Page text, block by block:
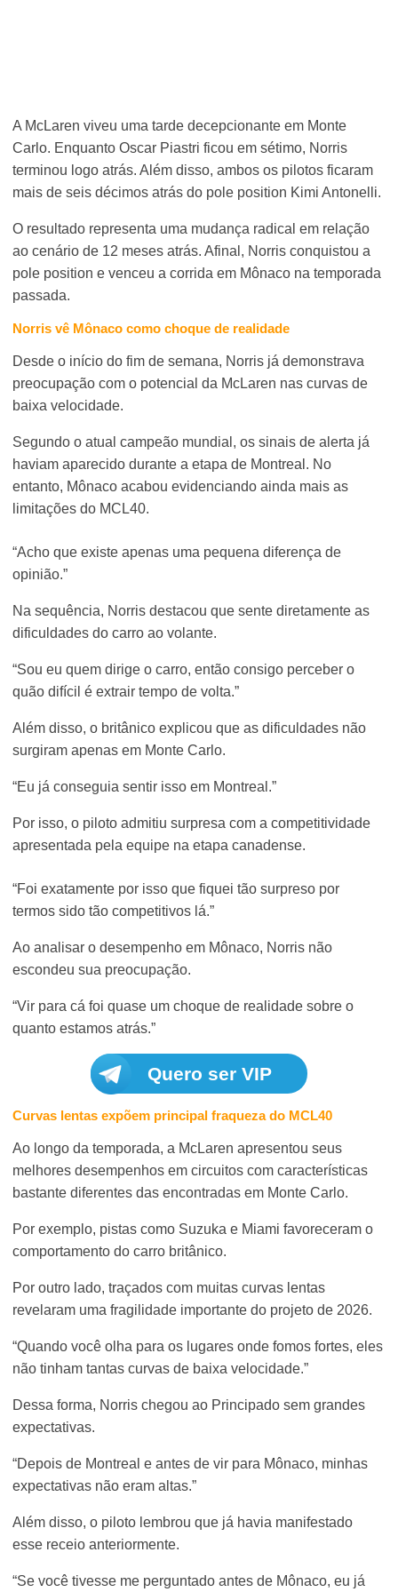
A McLaren viveu uma tarde decepcionante em Monte
Carlo. Enquanto Oscar Piastri ficou em sétimo, Norris
terminou logo atrás. Além disso, ambos os pilotos ficaram
mais de seis décimos atrás do pole position Kimi Antonelli.
O resultado representa uma mudança radical em relação
ao cenário de 12 meses atrás. Afinal, Norris conquistou a
pole position e venceu a corrida em Mônaco na temporada
passada.
Norris vê Mônaco como choque de realidade
Desde o início do fim de semana, Norris já demonstrava
preocupação com o potencial da McLaren nas curvas de
baixa velocidade.
Segundo o atual campeão mundial, os sinais de alerta já
haviam aparecido durante a etapa de Montreal. No
entanto, Mônaco acabou evidenciando ainda mais as
limitações do MCL40.
“Acho que existe apenas uma pequena diferença de
opinião.”
Na sequência, Norris destacou que sente diretamente as
dificuldades do carro ao volante.
“Sou eu quem dirige o carro, então consigo perceber o
quão difícil é extrair tempo de volta.”
Além disso, o britânico explicou que as dificuldades não
surgiram apenas em Monte Carlo.
“Eu já conseguia sentir isso em Montreal.”
Por isso, o piloto admitiu surpresa com a competitividade
apresentada pela equipe na etapa canadense.
“Foi exatamente por isso que fiquei tão surpreso por
termos sido tão competitivos lá.”
Ao analisar o desempenho em Mônaco, Norris não
escondeu sua preocupação.
“Vir para cá foi quase um choque de realidade sobre o
quanto estamos atrás.”
Quero ser VIP
Curvas lentas expõem principal fraqueza do MCL40
Ao longo da temporada, a McLaren apresentou seus
melhores desempenhos em circuitos com características
bastante diferentes das encontradas em Monte Carlo.
Por exemplo, pistas como Suzuka e Miami favoreceram o
comportamento do carro britânico.
Por outro lado, traçados com muitas curvas lentas
revelaram uma fragilidade importante do projeto de 2026.
“Quando você olha para os lugares onde fomos fortes, eles
não tinham tantas curvas de baixa velocidade.”
Dessa forma, Norris chegou ao Principado sem grandes
expectativas.
“Depois de Montreal e antes de vir para Mônaco, minhas
expectativas não eram altas.”
Além disso, o piloto lembrou que já havia manifestado
esse receio anteriormente.
“Se você tivesse me perguntado antes de Mônaco, eu já